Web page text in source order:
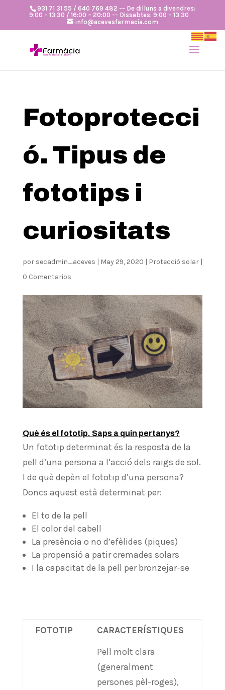
931 71 31 55 / 640 769 482 -- De dilluns a divendres:
9:00 – 13:30 / 16:00 – 20:00 -- Dissabtes: 9:00 – 13:30
info@acevesfarmacia.com
Fotoprotecci
ó. Tipus de
fototips i
curiositats
por secadmin_aceves | May 29, 2020 | Protecció solar|
0 Comentarios
Què és el fototip. Saps a quin pertanys?
Un fototip determinat és la resposta de la
pell d’una persona a l’acció dels raigs de sol.
I de què depèn el fototip d’una persona?
Doncs aquest està determinat per:
El to de la pell
El color del cabell
La presència o no d’efèlides (piques)
La propensió a patir cremades solars
I la capacitat de la pell per bronzejar-se
FOTOTIP CARACTERÍSTIQUES
Pell molt clara
(generalment
persones pèl-roges),